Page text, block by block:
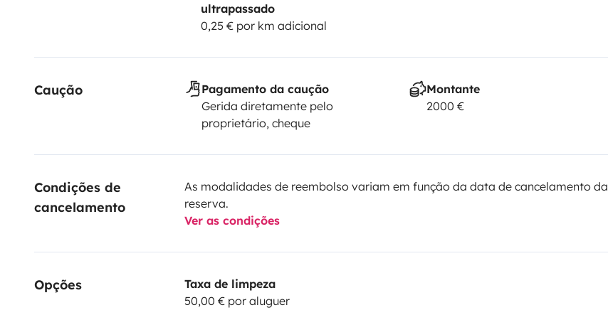
ultrapassado
0,25 € por km adicional
Caução
Pagamento da caução
Gerida diretamente pelo
proprietário, cheque
Montante
2000 €
Condições de
cancelamento
As modalidades de reembolso variam em função da data de cancelamento da
reserva.
Ver as condições
Opções
Taxa de limpeza
50,00 € por aluguer